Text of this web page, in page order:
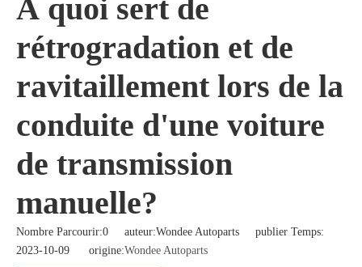
À quoi sert de
rétrogradation et de
ravitaillement lors de la
conduite d'une voiture
de transmission
manuelle?
Nombre Parcourir:0 auteur:Wondee Autoparts publier Temps:
2023-10-09 origine:Wondee Autoparts